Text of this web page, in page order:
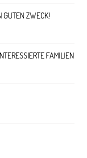
GUTEN ZWECK!
FAMILIEN